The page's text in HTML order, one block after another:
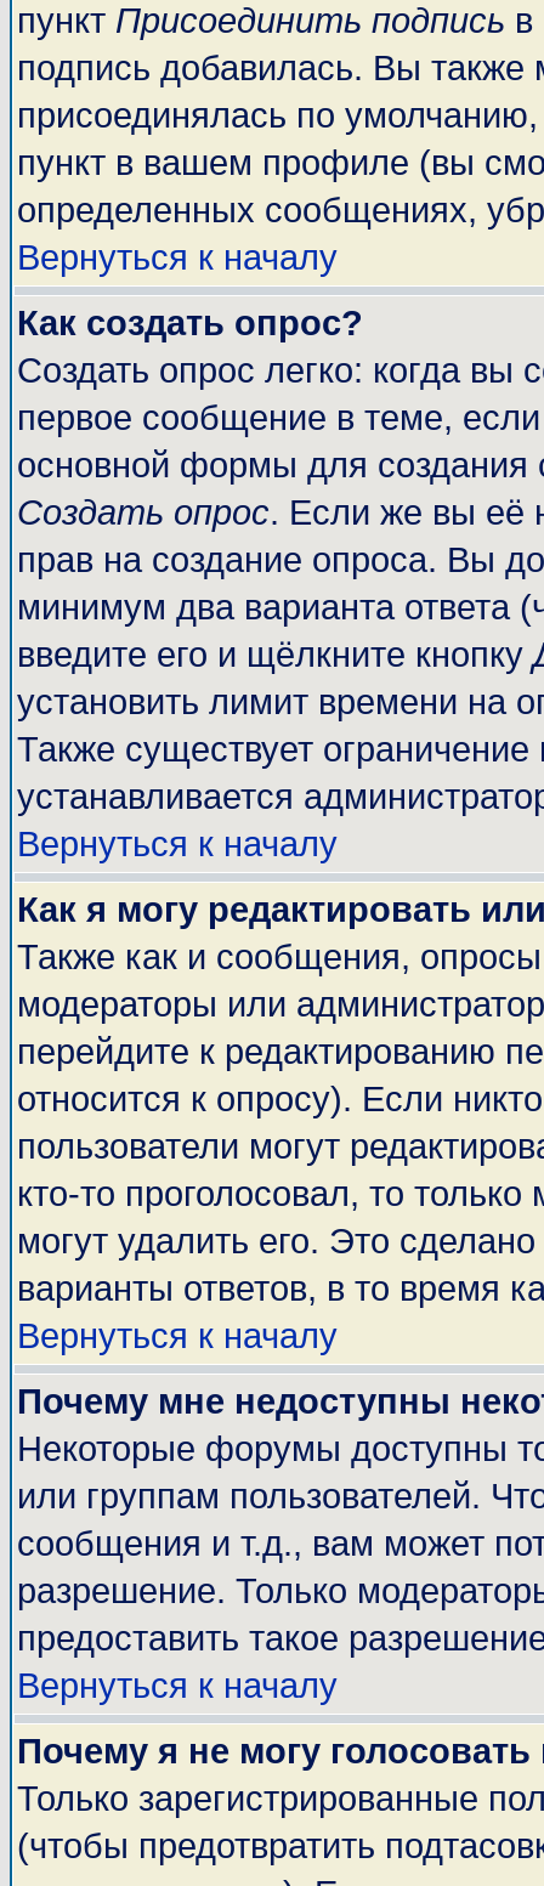
пункт Присоединить подпись
подпись добавилась. Вы также
присоединялась по
пункт в вашем профиле (вы
определенных сообщениях,
Вернуться к началу
Как создать опрос?
Создать опрос легко: когда вы
первое сообщение в теме,
основной формы для
Создать опрос. Если же вы её
прав на создание опроса. Вы
минимум два варианта ответа
введите его и щёлкните кнопку
установить лимит времени на
Также существует ограничение
устанавливается
Вернуться к началу
Как я могу редактировать
Также как и сообщения, опросы
модераторы или
перейдите к редактированию
относится к опросу). Если
пользователи могут
кто-то проголосовал, то
могут удалить его. Это
варианты ответов, в то время
Вернуться к началу
Почему мне недоступны
Некоторые форумы доступны
или группам пользователей.
сообщения и т.д., вам может
разрешение. Только
предоставить такое
Вернуться к началу
Почему я не могу
Только зарегистрированные
(чтобы предотвратить